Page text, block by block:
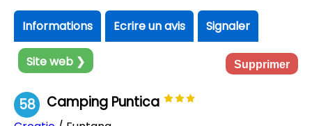
Informations Ecrire un avis Signaler
Site web ❯ Supprimer
58 Camping Puntica